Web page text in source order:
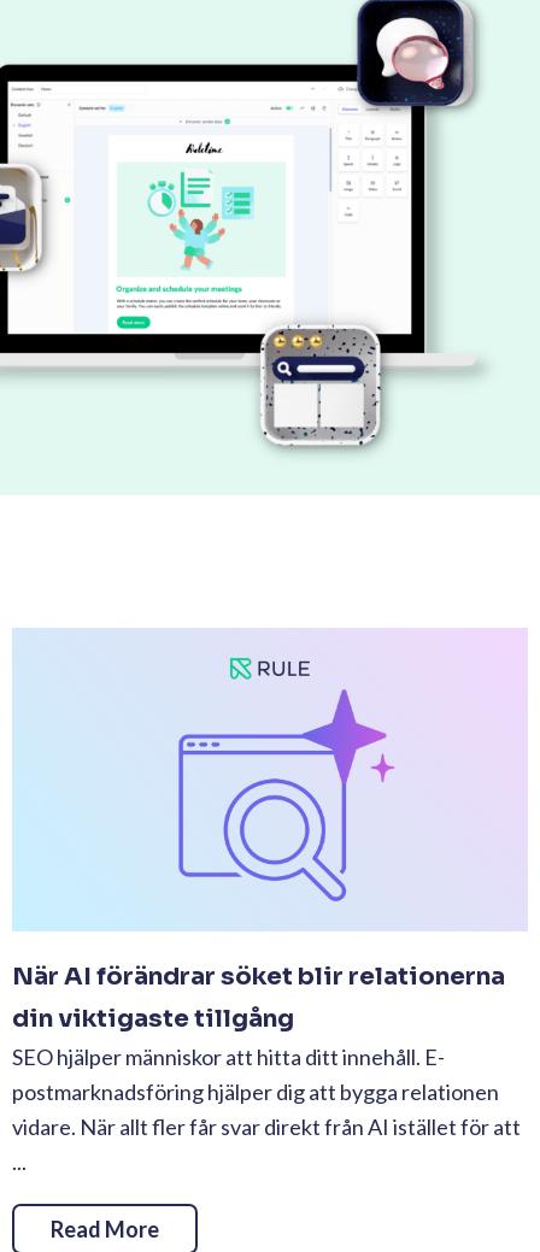
När AI förändrar söket blir relationerna
din viktigaste tillgång
SEO hjälper människor att hitta ditt innehåll. E-
postmarknadsföring hjälper dig att bygga relationen
vidare. När allt fler får svar direkt från AI istället för att
...
Read More